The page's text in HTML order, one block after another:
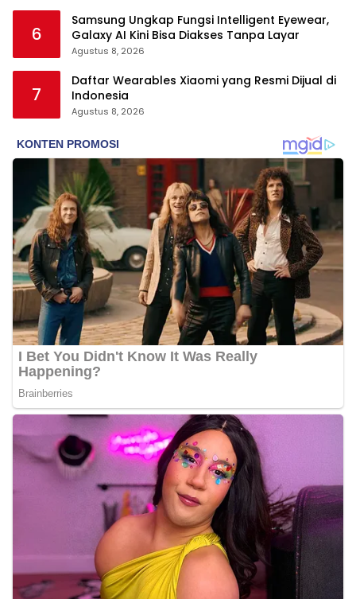
6
Samsung Ungkap Fungsi Intelligent Eyewear,
Galaxy AI Kini Bisa Diakses Tanpa Layar
Agustus 8, 2026
7
Daftar Wearables Xiaomi yang Resmi Dijual di
Indonesia
Agustus 8, 2026